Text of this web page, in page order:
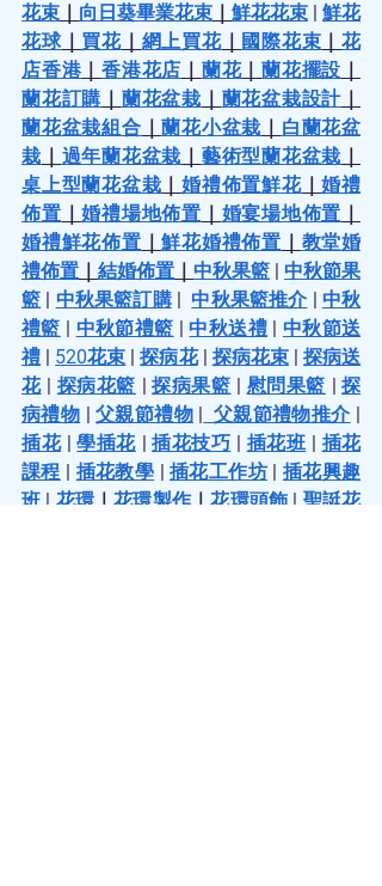
花束
向日葵畢業花束 鮮花花束
鮮花
花球｜ 買花｜ 網上買花｜ 國際花束
花
店香港｜ 香港花店 蘭花｜ 蘭花擺設
蘭花訂購
蘭花盆栽 蘭花盆栽設計
蘭花盆栽組合 ｜蘭花小盆栽
白蘭花盆
栽
過年蘭花盆栽 藝術型蘭花盆栽
桌上型蘭花盆栽
婚禮佈置鮮花｜婚禮
佈置 ｜婚禮場地佈置 婚宴場地佈置
婚禮鮮花佈置 ｜鮮花婚禮佈置
教堂婚
禮佈置
結婚佈置 中秋果籃
中秋節果
籃
中秋果籃訂購 | 中秋果籃推介 | 中秋
禮籃
中秋節禮籃 | 中秋送禮
中秋節送
禮
520花束 | 探病花 | 探病花束 | 探病送
花 | 探病花籃 | 探病果籃 慰問果籃 | 探
病禮物 | 父親節禮物 父親節禮物推介
插花 | 學插花 | 插花技巧 插花班 | 插花
課程
插花教學 | 插花工作坊
插花興趣
班 | 花環 ｜花環製作｜花環頭飾 | 聖誔花